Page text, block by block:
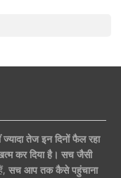
तेज इन दिनों फैल रहा
कर दिया है। सच जैसी
सच आप तक कैसे पहुंचाना